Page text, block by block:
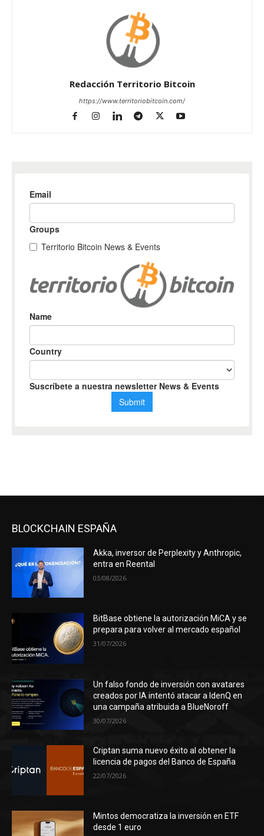
Redacción Territorio Bitcoin
https://www.territoriobitcoin.com/
BLOCKCHAIN ESPAÑA
Akka, inversor de Perplexity y Anthropic,
entra en Reental
03/08/2026
BitBase obtiene la autorización MiCA y se
prepara para volver al mercado español
31/07/2026
Un falso fondo de inversión con avatares
creados por IA intentó atacar a IdenQ en
una campaña atribuida a BlueNoroff
30/07/2026
Criptan suma nuevo éxito al obtener la
licencia de pagos del Banco de España
22/07/2026
Mintos democratiza la inversión en ETF
desde 1 euro